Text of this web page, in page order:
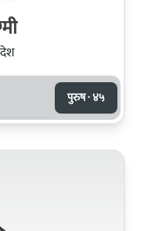
पुरुष · ४५